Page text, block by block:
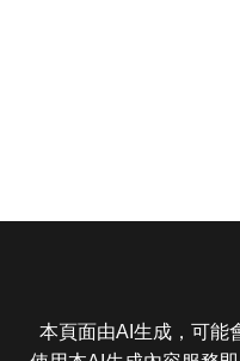
本頁面由AI生成，可能